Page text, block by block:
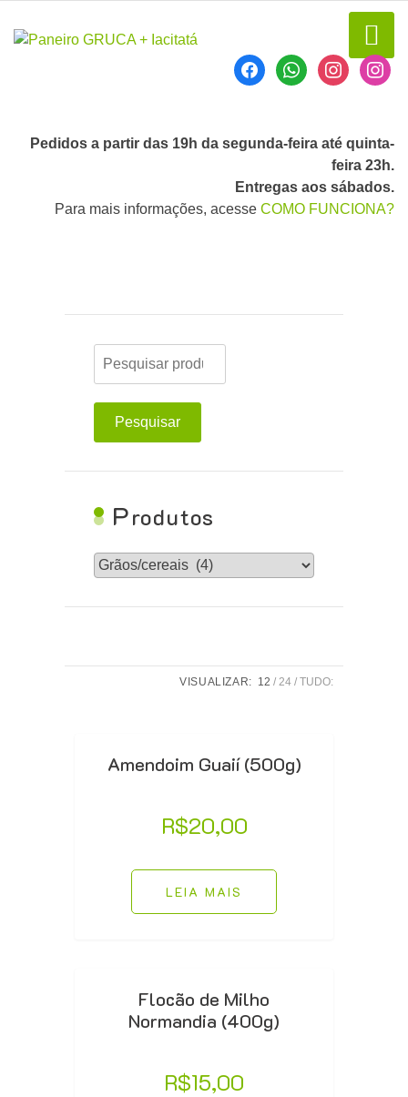
Pedidos a partir das 19h da segunda-feira até quinta-
feira 23h.
Entregas aos sábados.
Para mais informações, acesse COMO FUNCIONA?
VISUALIZAR: 12 24 TUDO:
Amendoim Guaií (500g)
R$20,00
LEIA MAIS
Flocão de Milho
Normandia (400g)
R$15,00
Pesquisar
Produtos